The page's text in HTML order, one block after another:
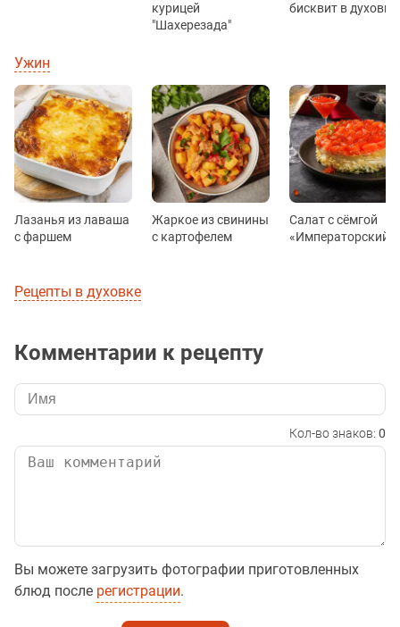
курицей
"Шахерезада"
бисквит в духовке
Ужин
Лазанья из лаваша
с фаршем
Жаркое из свинины
с картофелем
Салат с сёмгой
«Императорский»
Рецепты в духовке
Комментарии к рецепту
Кол-во знаков: 0
Вы можете загрузить фотографии приготовленных
блюд после регистрации.